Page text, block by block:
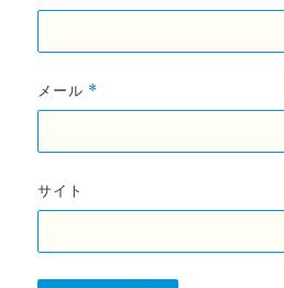
メール *
サイト